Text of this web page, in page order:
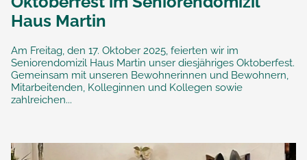
Haus Martin
Am Freitag, den 17. Oktober 2025, feierten wir im
Seniorendomizil Haus Martin unser diesjähriges Oktoberfest.
Gemeinsam mit unseren Bewohnerinnen und Bewohnern,
Mitarbeitenden, Kolleginnen und Kollegen sowie
zahlreichen...